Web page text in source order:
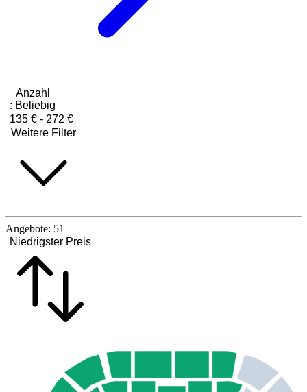
Anzahl
: Beliebig
135 € - 272 €
Weitere Filter
Angebote: 51
Niedrigster Preis